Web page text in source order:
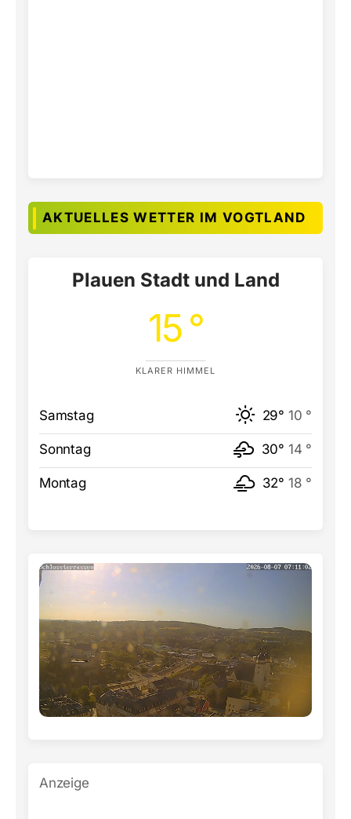
AKTUELLES WETTER IM VOGTLAND
Plauen Stadt und Land
15 °
KLARER HIMMEL
Samstag 29° 10 °
Sonntag 30° 14 °
Montag 32° 18 °
Anzeige